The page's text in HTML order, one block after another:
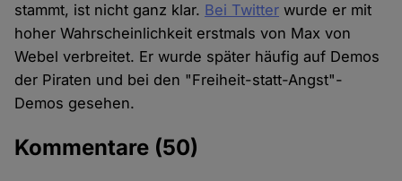
stammt, ist nicht ganz klar. Bei Twitter wurde er mit
hoher Wahrscheinlichkeit erstmals von Max von
Webel verbreitet. Er wurde später häufig auf Demos
der Piraten und bei den "Freiheit-statt-Angst"-
Demos gesehen.
Kommentare (50)